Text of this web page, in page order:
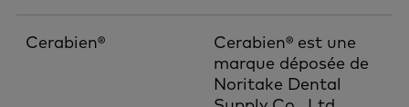
Cerabien®
Cerabien® est une
marque déposée de
Noritake Dental